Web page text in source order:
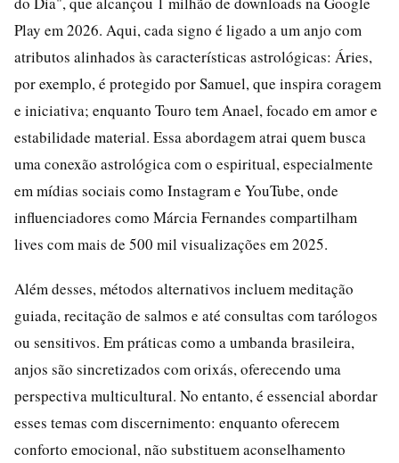
Play em 2026. Aqui, cada signo é ligado a um anjo com
atributos alinhados às características astrológicas: Áries,
por exemplo, é protegido por Samuel, que inspira coragem
e iniciativa; enquanto Touro tem Anael, focado em amor e
estabilidade material. Essa abordagem atrai quem busca
uma conexão astrológica com o espiritual, especialmente
em mídias sociais como Instagram e YouTube, onde
influenciadores como Márcia Fernandes compartilham
lives com mais de 500 mil visualizações em 2025.
Além desses, métodos alternativos incluem meditação
guiada, recitação de salmos e até consultas com tarólogos
ou sensitivos. Em práticas como a umbanda brasileira,
anjos são sincretizados com orixás, oferecendo uma
perspectiva multicultural. No entanto, é essencial abordar
esses temas com discernimento: enquanto oferecem
conforto emocional, não substituem aconselhamento